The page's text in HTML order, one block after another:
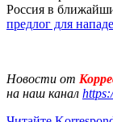
Россия в
предлог для
Новости от
на наш канал